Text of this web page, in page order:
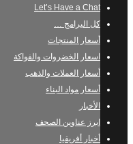
Let’s Have a Chat
كل البرامج …
أسعار المنتجات
اسعار الخضروات والفواكة
أسعار العملات والذهب
أسعار مواد البناء
الأخبار
ابرز عناوين الصحف
أخبار أفريقيا